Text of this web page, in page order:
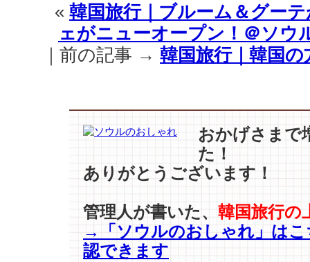
« 韓国旅行｜ブルーム＆グー
ェがニューオープン！＠ソウ
｜前の記事 → 韓国旅行｜韓国
おかげさまで
た！
ありがとうございます！
管理人が書いた、 韓国旅行の
→「ソウルのおしゃれ」はこ
認できます